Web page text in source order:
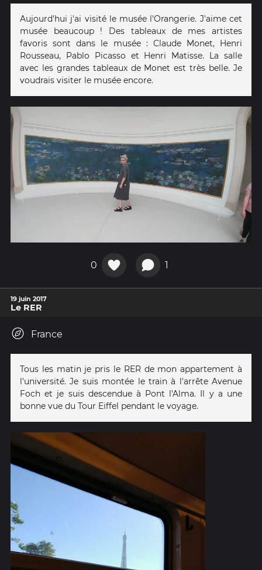
Aujourd'hui j'ai visité le musée l'Orangerie. J'aime cet
musée beaucoup ! Des tableaux de mes artistes
favoris sont dans le musée : Claude Monet, Henri
Rousseau, Pablo Picasso et Henri Matisse. La salle
avec les grandes tableaux de Monet est très belle. Je
voudrais visiter le musée encore.
0 1
19 juin 2017
Le RER
France
Tous les matin je pris le RER de mon appartement à
l'université. Je suis montée le train à l'arrête Avenue
Foch et je suis descendue à Pont l'Alma. Il y a une
bonne vue du Tour Eiffel pendant le voyage.